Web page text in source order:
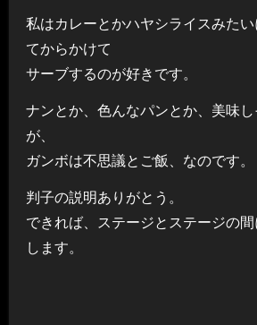
私はカレーとかハヤシライスみた
てからかけて
サーブするのが好きです。
ナンとか、色んなパンとか、美味
が、
ガンボは不思議とご飯、なのです。
判子の説明ありがとう。
できれば、ステージとステージの
します。